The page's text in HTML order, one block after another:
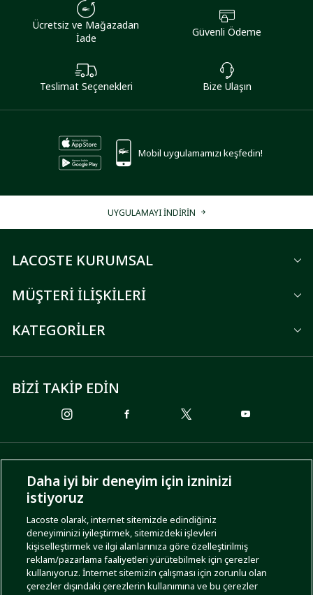
Ücretsiz ve Mağazadan
İade
Güvenli Ödeme
Teslimat Seçenekleri Bize Ulaşın
Mobil uygulamamızı keşfedin!
UYGULAMAYI İNDİRİN
LACOSTE KURUMSAL
MÜŞTERİ İLİŞKİLERİ
KATEGORİLER
BİZİ TAKİP EDİN
ÖDEME SEÇENEKLERİ
KARGO SEÇENEKLERİ
Daha iyi bir deneyim için izninizi
istiyoruz
Lacoste olarak, internet sitemizde edindiğiniz
deneyiminizi iyileştirmek, sitemizdeki işlevleri
kişiselleştirmek ve ilgi alanlarınıza göre özelleştirilmiş
reklam/pazarlama faaliyetleri yürütebilmek için çerezler
kullanıyoruz. İnternet sitemizin çalışması için zorunlu olan
çerezler dışındaki çerezlerin kullanımına ve bu çerezler